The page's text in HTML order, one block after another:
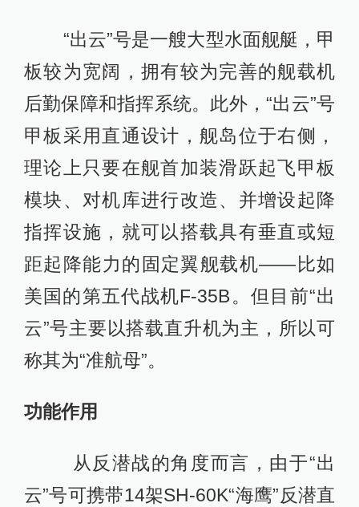
“出云”号是一艘大型水面舰艇，甲
板较为宽阔，拥有较为完善的舰载机
后勤保障和指挥系统。此外，“出云”号
甲板采用直通设计，舰岛位于右侧，
理论上只要在舰首加装滑跃起飞甲板
模块、对机库进行改造、并增设起降
指挥设施，就可以搭载具有垂直或短
距起降能力的固定翼舰载机——比如
美国的第五代战机F-35B。但目前“出
云”号主要以搭载直升机为主，所以可
称其为“准航母”。
功能作用
从反潜战的角度而言，由于“出
云”号可携带14架SH-60K“海鹰”反潜直